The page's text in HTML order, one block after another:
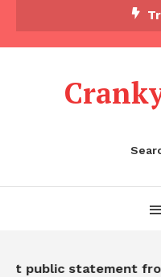
public statement